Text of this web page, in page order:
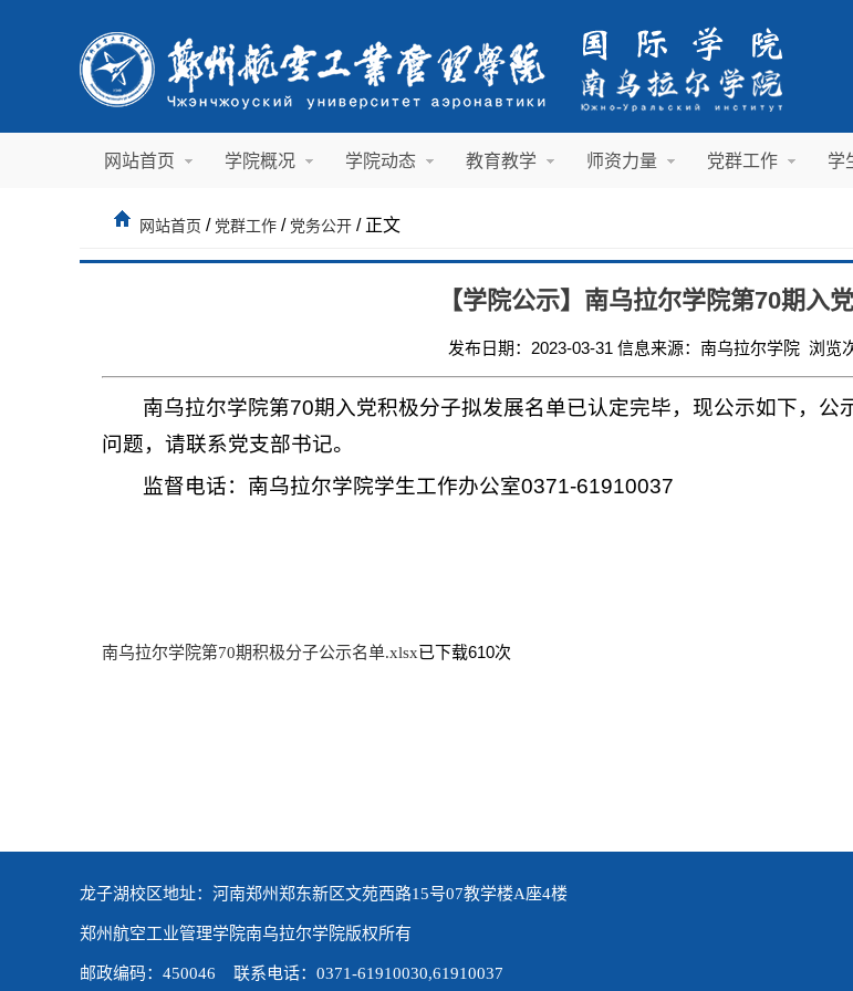
网站首页 学院概况 学院动态 教育教学 师资力量 党群工作 学
网站首页 / 党群工作 / 党务公开 / 正文
【学院公示】南乌拉尔学院第70期入
发布日期：2023-03-31 信息来源：南乌拉尔学院 浏览
南乌拉尔学院第70期入党积极分子拟发展名单已认定完毕，现公示如下，
问题，请联系党支部书记。
监督电话：南乌拉尔学院学生工作办公室0371-61910037
南乌拉尔学院第70期积极分子公示名单.xlsx已下载610次
龙子湖校区地址：河南郑州郑东新区文苑西路15号07教学楼A座4楼
郑州航空工业管理学院南乌拉尔学院版权所有
邮政编码：450046 联系电话：0371-61910030,61910037